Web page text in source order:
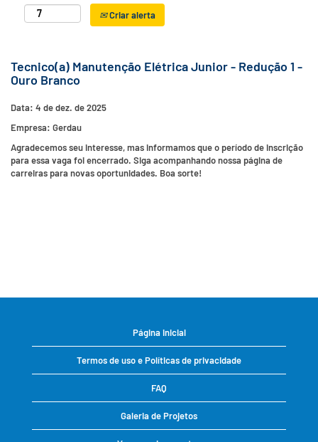
Criar alerta
Tecnico(a) Manutenção Elétrica Junior - Redução 1 -
Ouro Branco
Data: 4 de dez. de 2025
Empresa: Gerdau
Agradecemos seu interesse, mas informamos que o período de inscrição
para essa vaga foi encerrado. Siga acompanhando nossa página de
carreiras para novas oportunidades. Boa sorte!
Página inicial
Termos de uso e Políticas de privacidade
FAQ
Galeria de Projetos